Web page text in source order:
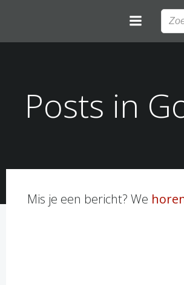
naar
Posts in
Mis je een bericht? We